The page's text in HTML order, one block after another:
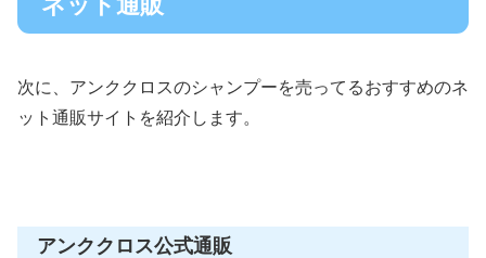
次に、アンククロスのシャンプーを売ってるおすすめのネ
ット通販サイトを紹介します。
アンククロス公式通販